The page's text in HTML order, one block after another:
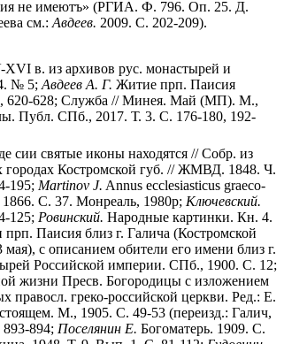
не имеютъ» (РГИА. Ф. 796. Оп. 25. Д.
см.: Авдеев. 2009. С. 202-209).
в. из архивов рус. монастырей и
№ 5; Авдеев А. Г. Житие прп. Паисия
620-628; Служба // Минея. Май (МП). М.,
Публ. СПб., 2017. Т. 3. С. 176-180, 192-
сии святые иконы находятся // Собр. из
городах Костромской губ. // ЖМВД. 1848. Ч.
195; Martinov J. Annus ecclesiasticus graeco-
С. 37. Монреаль, 1980р; Ключевский.
125; Ровинский. Народные картинки. Кн. 4.
Паисия близ г. Галича (Костромской
с описанием обители его имени близ г.
Российской империи. СПб., 1900. С. 12;
жизни Пресв. Богородицы с изложением
греко-российской церкви. Ред.: Е.
М., 1905. С. 49-53 (переизд.: Галич,
894; Поселянин Е. Богоматерь. 1909. С.